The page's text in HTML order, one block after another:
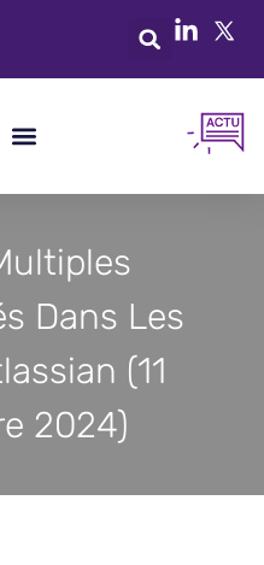
Dans Les
(11
2024)